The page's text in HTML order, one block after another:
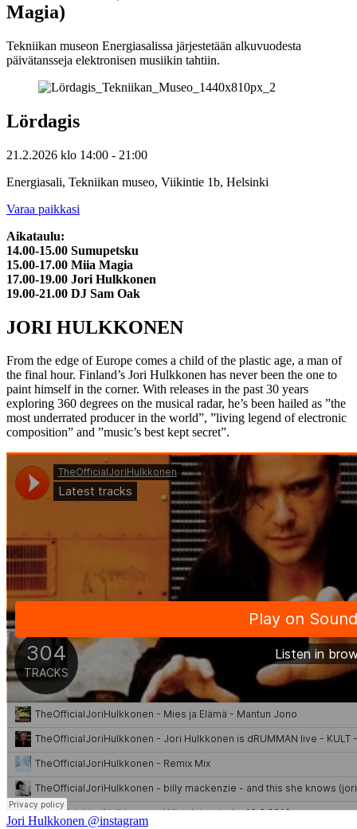
Magia)
Tekniikan museon Energiasalissa järjestetään alkuvuodesta
päivätansseja elektronisen musiikin tahtiin.
Lördagis
21.2.2026 klo 14:00 - 21:00
Energiasali, Tekniikan museo, Viikintie 1b, Helsinki
Varaa paikkasi
Aikataulu:
14.00-15.00 Sumupetsku
15.00-17.00 Miia Magia
17.00-19.00 Jori Hulkkonen
19.00-21.00 DJ Sam Oak
JORI HULKKONEN
From the edge of Europe comes a child of the plastic age, a man of
the final hour. Finland’s Jori Hulkkonen has never been the one to
paint himself in the corner. With releases in the past 30 years
exploring 360 degrees on the musical radar, he’s been hailed as ”the
most underrated producer in the world”, ”living legend of electronic
composition” and ”music’s best kept secret”.
Jori Hulkkonen @instagram